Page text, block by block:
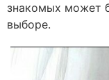
знакомых может
выборе.